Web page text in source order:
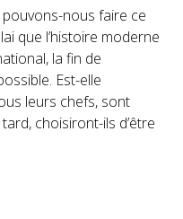
pouvons-nous faire ce
que l’histoire moderne
la fin de
Est-elle
leurs chefs, sont
choisiront-ils d’être